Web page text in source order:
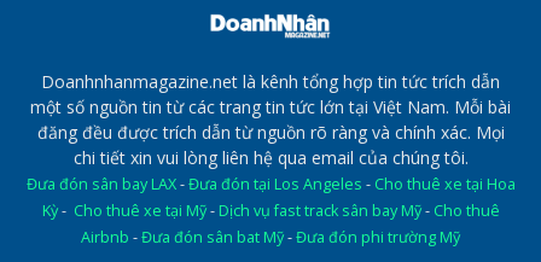
Doanhnhanmagazine.net là kênh tổng hợp tin tức trích dẫn
một số nguồn tin từ các trang tin tức lớn tại Việt Nam. Mỗi bài
đăng đều được trích dẫn từ nguồn rõ ràng và chính xác. Mọi
chi tiết xin vui lòng liên hệ qua email của chúng tôi.
Đưa đón sân bay LAX-Đưa đón tại Los Angeles - Cho thuê xe tại Hoa
Kỳ- Cho thuê xe tại Mỹ- Dịch vụ fast track sân bay Mỹ- Cho thuê
Airbnb -Đưa đón sân bat Mỹ-Đưa đón phi trường Mỹ